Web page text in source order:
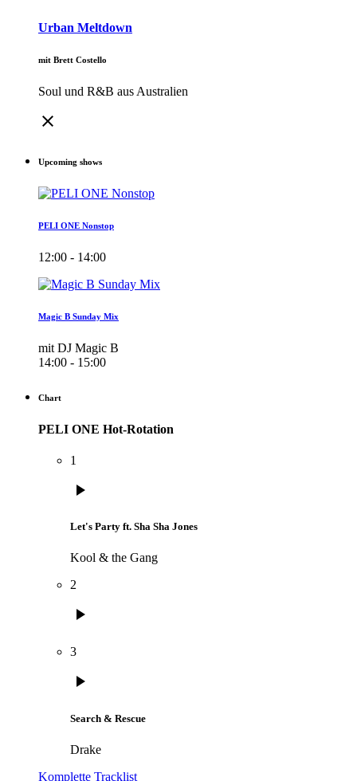
Urban Meltdown
mit Brett Costello
Soul und R&B aus Australien
close
Upcoming shows
PELI ONE Nonstop
12:00 - 14:00
Magic B Sunday Mix
mit DJ Magic B
14:00 - 15:00
Chart
PELI ONE Hot-Rotation
1
play_arrow
Let's Party ft. Sha Sha Jones
Kool & the Gang
2
play_arrow
3
play_arrow
Search & Rescue
Drake
Komplette Tracklist